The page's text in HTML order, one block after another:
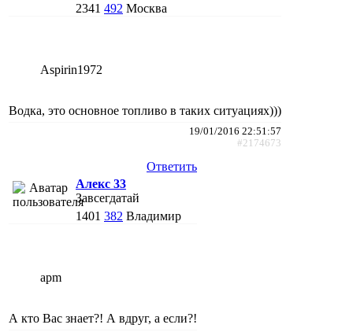
2341 492 Москва
Aspirin1972
Водка, это основное топливо в таких ситуациях)))
19/01/2016 22:51:57
#2174673
Ответить
Алекс 33
Завсегдатай
1401 382 Владимир
apm
А кто Вас знает?! А вдруг, а если?!